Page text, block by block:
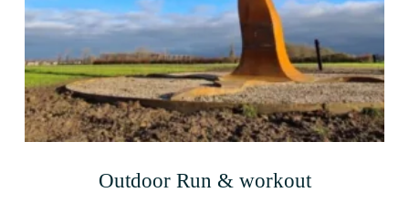
Outdoor Run & workout